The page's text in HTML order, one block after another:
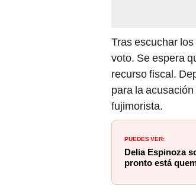
Tras escuchar
voto. Se espera
recurso fiscal.
para la
fujimorista.
PUEDES VER:
Delia Espinoza
pronto está